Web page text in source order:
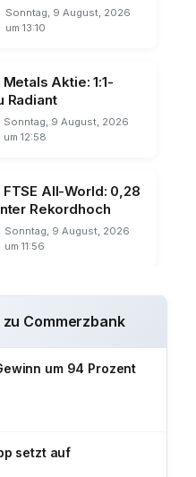
Sonntag, 9 August, 2026
um 13:10
Aktie: 1:1-
Radiant
Sonntag, 9 August, 2026
um 12:58
All-World: 0,28
Rekordhoch
Sonntag, 9 August, 2026
um 11:56
Commerzbank
um 94 Prozent
setzt auf